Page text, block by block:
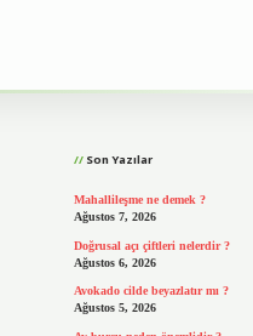
Son Yazılar
Mahallileşme ne demek ?
Ağustos 7, 2026
Doğrusal açı çiftleri nelerdir ?
Ağustos 6, 2026
Avokado cilde beyazlatır mı ?
Ağustos 5, 2026